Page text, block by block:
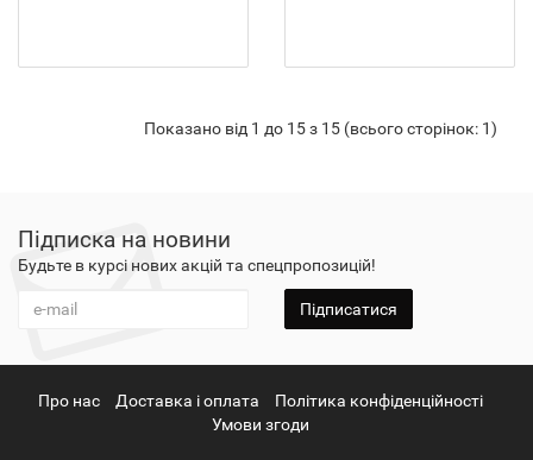
Показано від 1 до 15 з 15 (всього сторінок: 1)
Підписка на новини
Будьте в курсі нових акцій та спецпропозицій!
Підписатися
Про нас Доставка і оплата
Політика конфіденційності
Умови згоди